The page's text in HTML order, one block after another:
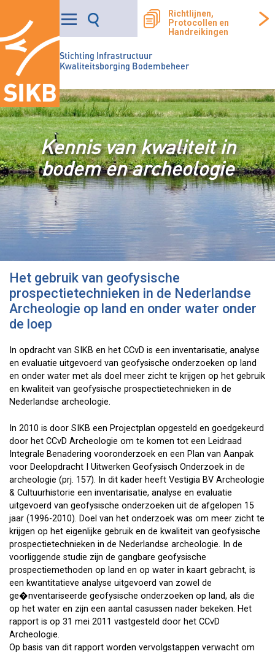
Stichting Infrastructuur
Kwaliteitsborging Bodembeheer
Richtlijnen,
Protocollen en
Handreikingen
Kennis van kwaliteit in
bodem en archeologie
Het gebruik van geofysische
prospectietechnieken in de Nederlandse
Archeologie op land en onder water onder
de loep
In opdracht van SIKB en het CCvD is een inventarisatie, analyse
en evaluatie uitgevoerd van geofysische onderzoeken op land
en onder water met als doel meer zicht te krijgen op het gebruik
en kwaliteit van geofysische prospectietechnieken in de
Nederlandse archeologie.
In 2010 is door SIKB een Projectplan opgesteld en goedgekeurd
door het CCvD Archeologie om te komen tot een Leidraad
Integrale Benadering vooronderzoek en een Plan van Aanpak
voor Deelopdracht I Uitwerken Geofysisch Onderzoek in de
archeologie (prj. 157). In dit kader heeft Vestigia BV Archeologie
& Cultuurhistorie een inventarisatie, analyse en evaluatie
uitgevoerd van geofysische onderzoeken uit de afgelopen 15
jaar (1996-2010). Doel van het onderzoek was om meer zicht te
krijgen op het eigenlijke gebruik en de kwaliteit van geofysische
prospectietechnieken in de Nederlandse archeologie. In de
voorliggende studie zijn de gangbare geofysische
prospectiemethoden op land en op water in kaart gebracht, is
een kwantitatieve analyse uitgevoerd van zowel de
ge�nventariseerde geofysische onderzoeken op land, als die
op het water en zijn een aantal casussen nader bekeken. Het
rapport is op 31 mei 2011 vastgesteld door het CCvD
Archeologie.
Op basis van dit rapport worden vervolgstappen verwacht om